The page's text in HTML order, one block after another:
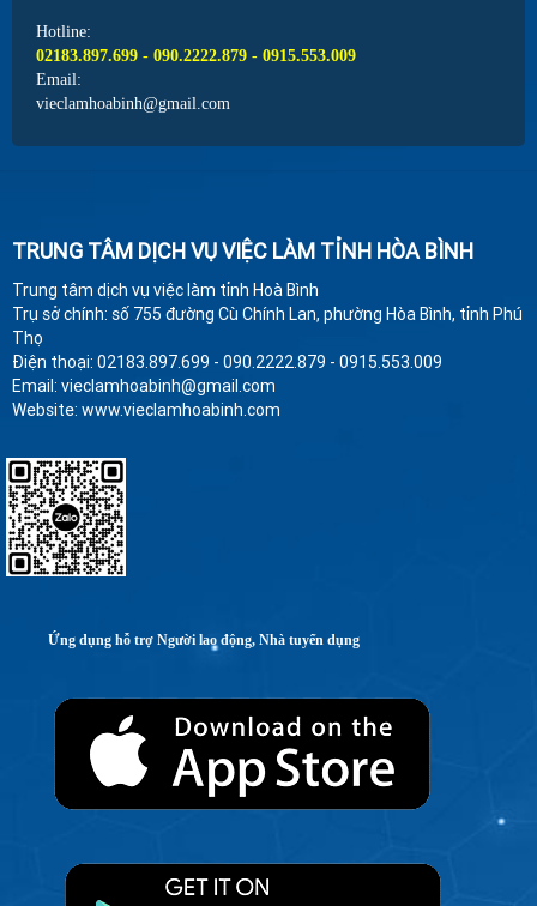
Hotline:
02183.897.699 - 090.2222.879 - 0915.553.009
Email:
vieclamhoabinh@gmail.com
TRUNG TÂM DỊCH VỤ VIỆC LÀM TỈNH HÒA BÌNH
Trung tâm dịch vụ việc làm tỉnh Hoà Bình
Trụ sở chính: số 755 đường Cù Chính Lan, phường Hòa Bình, tỉnh Phú
Thọ
Điện thoại: 02183.897.699 - 090.2222.879 - 0915.553.009
Email: vieclamhoabinh@gmail.com
Website: www.vieclamhoabinh.com
Ứng dụng hỗ trợ Người lao động, Nhà tuyển dụng